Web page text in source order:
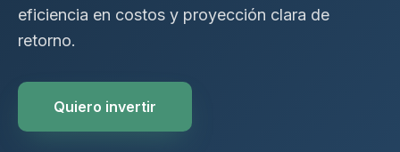
eficiencia en costos y proyección clara de
retorno.
Quiero invertir